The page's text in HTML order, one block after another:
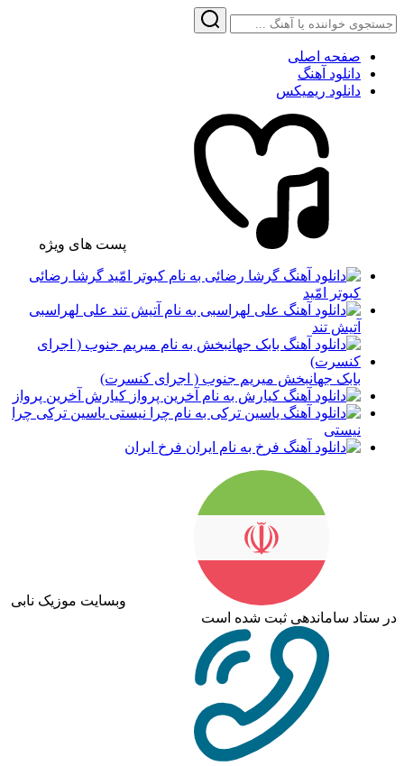
صفحه اصلی
دانلود آهنگ
دانلود ریمیکس
پست های ویژه
گرشا رضائی
کبوتر امّید
علی لهراسبی
آتیش تند
بابک جهانبخش میریم جنوب ( اجرای کنسرت)
کیارش آخرین پرواز
یاسین ترکی چرا
نیستی
فرخ ایران
وبسایت موزیک نابی
در ستاد ساماندهی ثبت شده است